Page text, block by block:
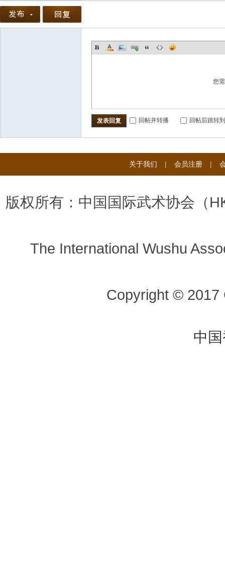
您
发表回复 回帖并转播 回帖后跳转
关于我们 | 会员注册 |
版权所有：中国国际武术协会（
The International Wushu
Copyright © 2017
中